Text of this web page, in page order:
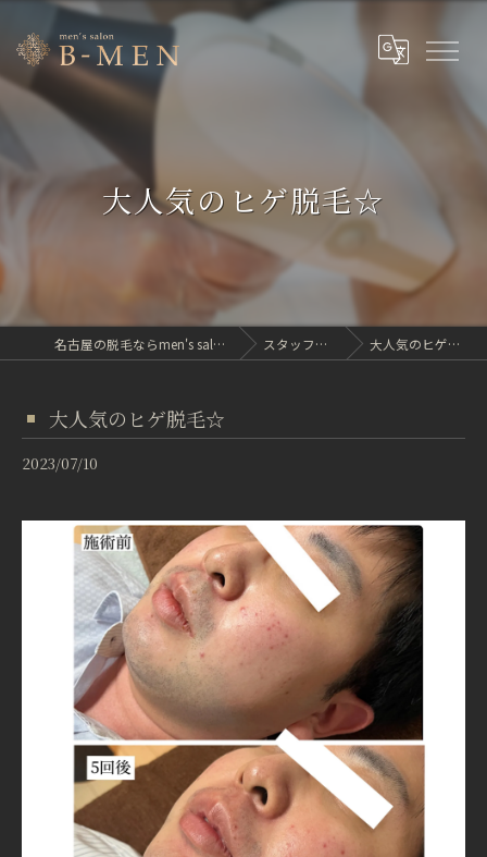
大人気のヒゲ脱毛☆
名古屋の脱毛ならmen's salon B-MEN スタッフブログ 大人気のヒゲ脱毛☆
大人気のヒゲ脱毛☆
2023/07/10